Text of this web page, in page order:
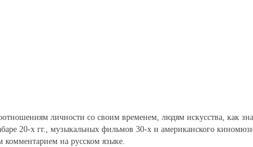
личности со своим временем, людям искусства, как
20-х гг., музыкальных фильмов 30-х и американского
на русском языке.